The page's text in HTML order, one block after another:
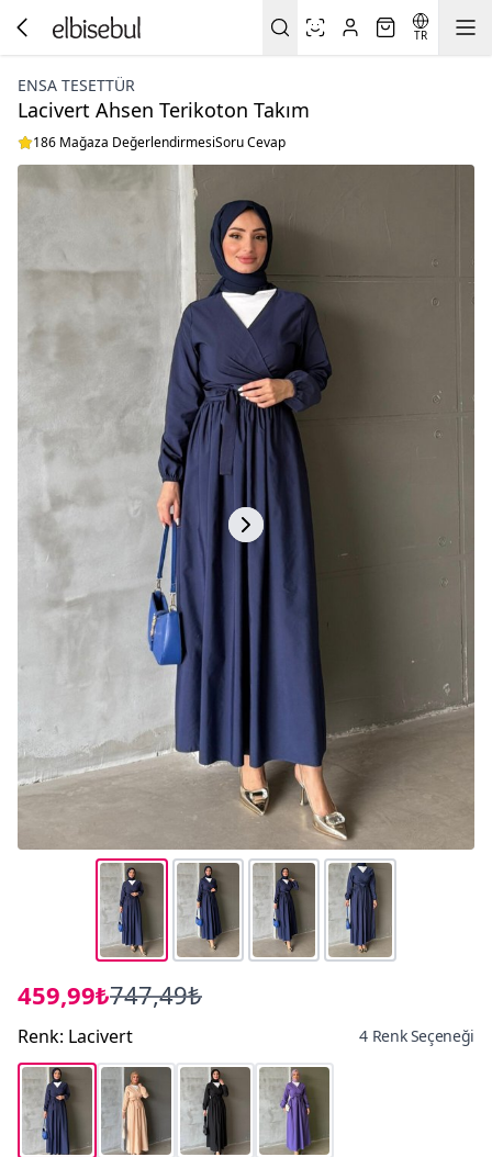
TR
ENSA TESETTÜR
Lacivert Ahsen Terikoton Takım
186 Mağaza DeğerlendirmesiSoru Cevap
459,99₺747,49₺
Renk: Lacivert 4 Renk Seçeneği